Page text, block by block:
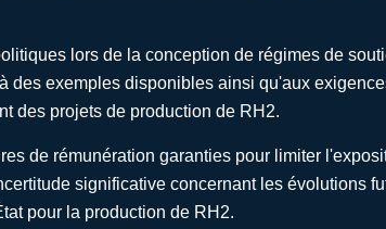
lors de la conception de régimes de
des exemples disponibles ainsi qu'aux
des projets de production de RH2.
de rémunération garanties pour limiter
significative concernant les évolutions
pour la production de RH2.